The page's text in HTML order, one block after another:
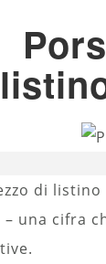
di listino
una cifra